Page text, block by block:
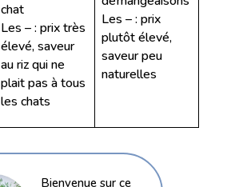
chat
Les – : prix très
élevé, saveur
au riz qui ne
plait pas à tous
les chats
Les – : prix
plutôt élevé,
saveur peu
naturelles
Bienvenue sur ce